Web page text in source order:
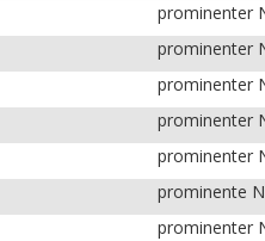
prominenter
prominenter
prominenter
prominenter
prominenter
prominente
prominenter